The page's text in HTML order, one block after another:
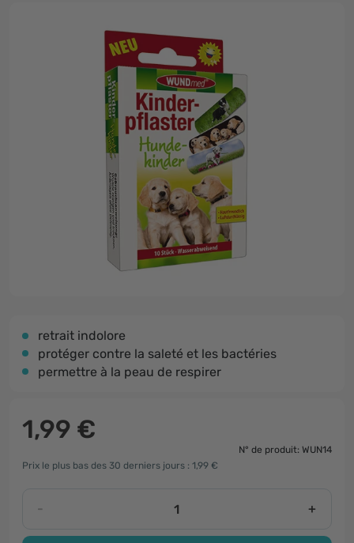
retrait indolore
protéger contre la saleté et les bactéries
permettre à la peau de respirer
1,99 €
N° de produit: WUN14
Prix le plus bas des 30 derniers jours : 1,99 €
- +